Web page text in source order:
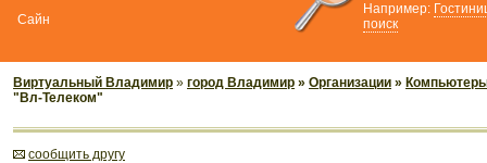
Например:
поиск
Виртуальный Владимир » город Владимир » Организации »
"Вл-Телеком"
cообщить другу